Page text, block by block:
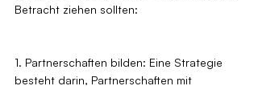
Betracht ziehen sollten:
1. Partnerschaften bilden: Eine Strategie
besteht darin, Partnerschaften mit